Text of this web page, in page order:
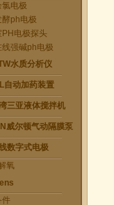
电极
酵ph电极
PH电极探头
线强碱ph电极
水质分析仪
自动加药装置
三亚液体搅拌机
威尔顿气动隔膜泵
数字式电极
氧
件